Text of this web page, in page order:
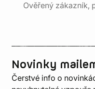
Ověřený zákazník,
Novinky
Čerstvé info o